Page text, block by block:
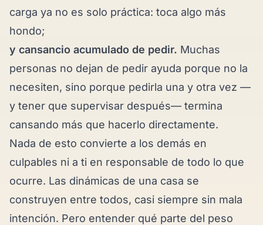
carga ya no es solo práctica: toca algo más
hondo;
y cansancio acumulado de pedir. Muchas
personas no dejan de pedir ayuda porque no la
necesiten, sino porque pedirla una y otra vez —
y tener que supervisar después— termina
cansando más que hacerlo directamente.
Nada de esto convierte a los demás en
culpables ni a ti en responsable de todo lo que
ocurre. Las dinámicas de una casa se
construyen entre todos, casi siempre sin mala
intención. Pero entender qué parte del peso